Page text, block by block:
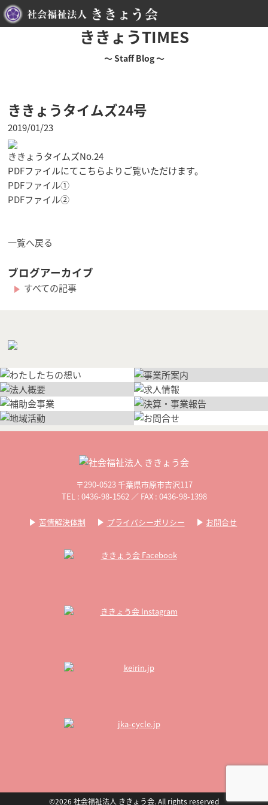
ききょうTIMES
～ Staff Blog ～
ききょうタイムズ24号
2019/01/23
ききょうタイムズNo.24
PDFファイルにてこちらよりご覧いただけます。
PDFファイル①
PDFファイル②
一覧へ戻る
ブログアーカイブ
すべての記事
〒290-0523 千葉県市原市吉沢117
TEL : 0436-98-1562 ／ FAX : 0436-98-1398
苦情解決体制 プライバシーポリシー お問合せ
©2026 社会福祉法人 ききょう会. All rights reserved